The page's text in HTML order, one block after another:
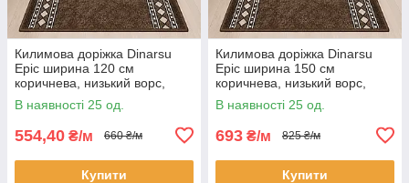
Килимова доріжка Dinarsu
Epic ширина 120 см
коричнева, низький ворс,
повстяна основа, на відріз
(ціна за пог. м)
В наявності 25 од.
554,40 ₴/м 660 ₴/м
Купити
Килимова доріжка Dinarsu
Epic ширина 150 см
коричнева, низький ворс,
повстяна основа, на відріз
(ціна за пог. м)
В наявності 25 од.
693 ₴/м 825 ₴/м
Купити